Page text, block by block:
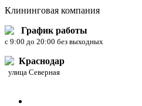
Клининговая компания
График работы
c 9:00 до 20:00 без выходных
Краснодар
улица Северная